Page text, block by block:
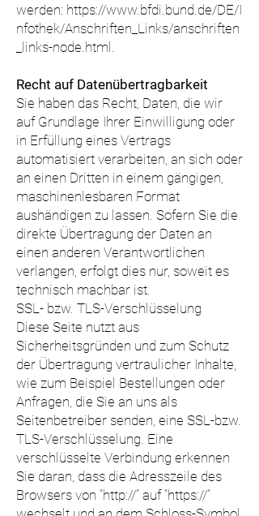
werden: https://www.bfdi.bund.de/DE/I
nfothek/Anschriften_Links/anschriften
_links-node.html .
Recht auf Datenübertragbarkeit
Sie haben das Recht, Daten, die wir
auf Grundlage Ihrer Einwilligung oder
in Erfüllung eines Vertrags
automatisiert verarbeiten, an sich oder
an einen Dritten in einem gängigen,
maschinenlesbaren Format
aushändigen zu lassen. Sofern Sie die
direkte Übertragung der Daten an
einen anderen Verantwortlichen
verlangen, erfolgt dies nur, soweit es
technisch machbar ist.
SSL- bzw. TLS-Verschlüsselung
Diese Seite nutzt aus
Sicherheitsgründen und zum Schutz
der Übertragung vertraulicher Inhalte,
wie zum Beispiel Bestellungen oder
Anfragen, die Sie an uns als
Seitenbetreiber senden, eine SSL-bzw.
TLS-Verschlüsselung. Eine
verschlüsselte Verbindung erkennen
Sie daran, dass die Adresszeile des
Browsers von “http://” auf “https://”